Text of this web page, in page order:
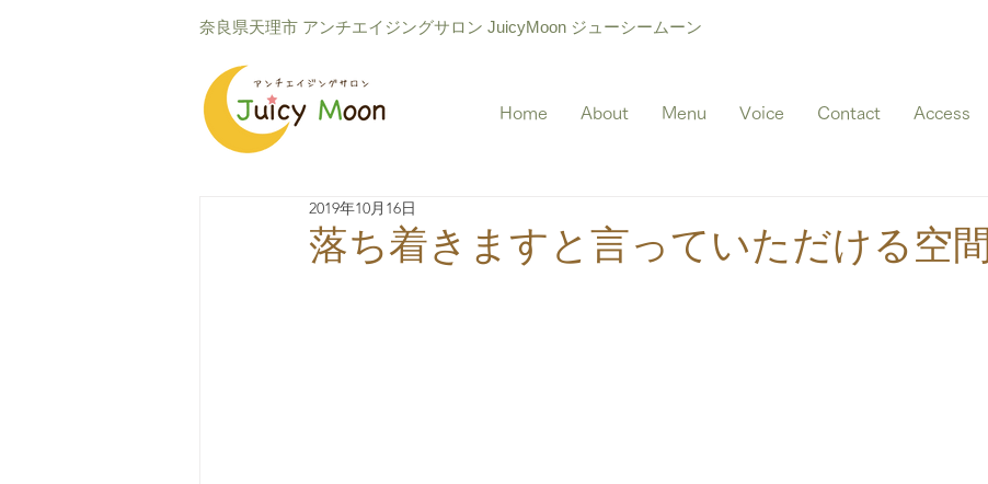
​奈良県天理市 アンチエイジングサロン JuicyMoon ジューシームーン
Home About Menu Voice Contact Access
落ち着きますと言っていただける空間
2019年10月16日